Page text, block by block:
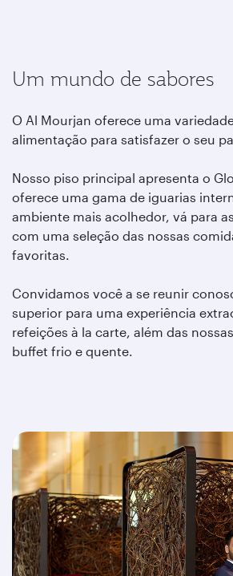
Um mundo de sabores
O Al Mourjan oferece uma
alimentação para satisfazer o seu
Nosso piso principal apresenta o
oferece uma gama de iguarias
ambiente mais acolhedor, vá para
com uma seleção das nossas
favoritas.
Convidamos você a se reunir
superior para uma experiência
refeições à la carte, além das
buffet frio e quente.